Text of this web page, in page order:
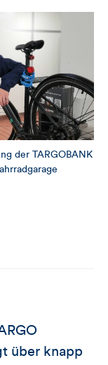
der TARGOBANK
über knapp